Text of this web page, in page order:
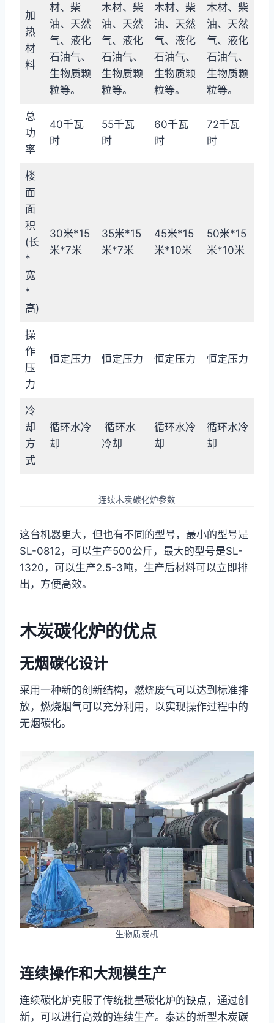
加
热
材
料
材、柴
油、天然
气、液化
石油气、
生物质颗
粒等。
木材、柴
油、天然
气、液化
石油气、
生物质颗
粒等。
木材、柴
油、天然
气、液化
石油气、
生物质颗
粒等。
木材、柴
油、天然
气、液化
石油气、
生物质颗
粒等。
总
功
率
40千瓦
时
55千瓦
时
60千瓦
时
72千瓦
时
楼
面
面
积
(长
*
宽
*
高)
30米*15
米*7米
35米*15
米*7米
45米*15
米*10米
50米*15
米*10米
操
作
压
力
恒定压力 恒定压力 恒定压力 恒定压力
冷
却
方
式
循环水冷
却
循环水
冷却
循环水冷
却
循环水冷
却
连续木炭碳化炉参数
这台机器更大，但也有不同的型号，最小的型号是
SL-0812，可以生产500公斤，最大的型号是SL-
1320，可以生产2.5-3吨，生产后材料可以立即排
出，方便高效。
木炭碳化炉的优点
无烟碳化设计
采用一种新的创新结构，燃烧废气可以达到标准排
放，燃烧烟气可以充分利用，以实现操作过程中的
无烟碳化。
生物质炭机
连续操作和大规模生产
连续碳化炉克服了传统批量碳化炉的缺点，通过创
新，可以进行高效的连续生产。泰达的新型木炭碳